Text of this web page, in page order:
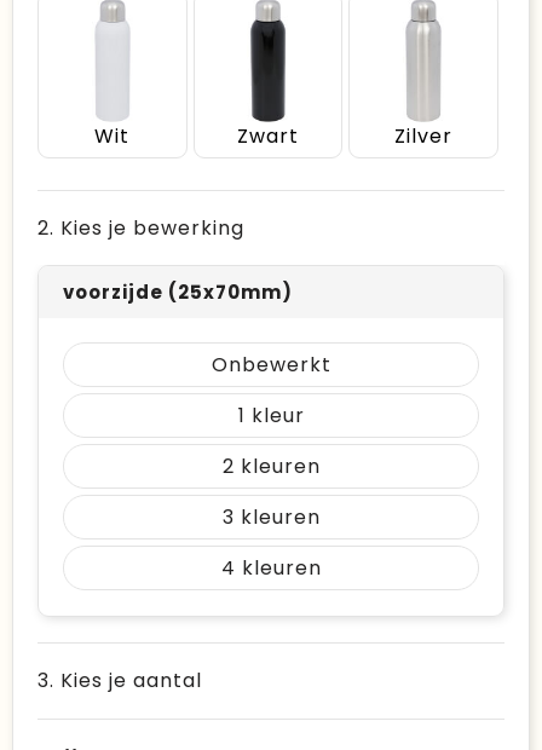
Wit Zwart Zilver
2. Kies je bewerking
voorzijde (25x70mm)
Onbewerkt
1
2
3
4
3. Kies je aantal